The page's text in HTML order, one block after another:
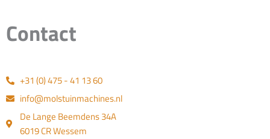
Contact
+31 (0) 475 - 41 13 60
info@molstuinmachines.nl
De Lange Beemdens 34A
6019 CR Wessem